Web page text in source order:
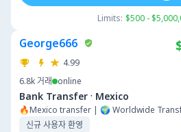
Limits: $500 -
George666
4.99
6.8k 거래 online
Bank Transfer · Mexico
🔥Mexico transfer | 🌍 Worldwide
신규 사용자 환영